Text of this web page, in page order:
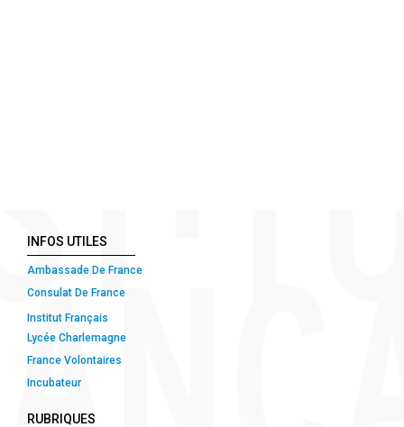
INFOS UTILES
Ambassade De France
Consulat De France
Institut Français
Lycée Charlemagne
France Volontaires
Incubateur
RUBRIQUES